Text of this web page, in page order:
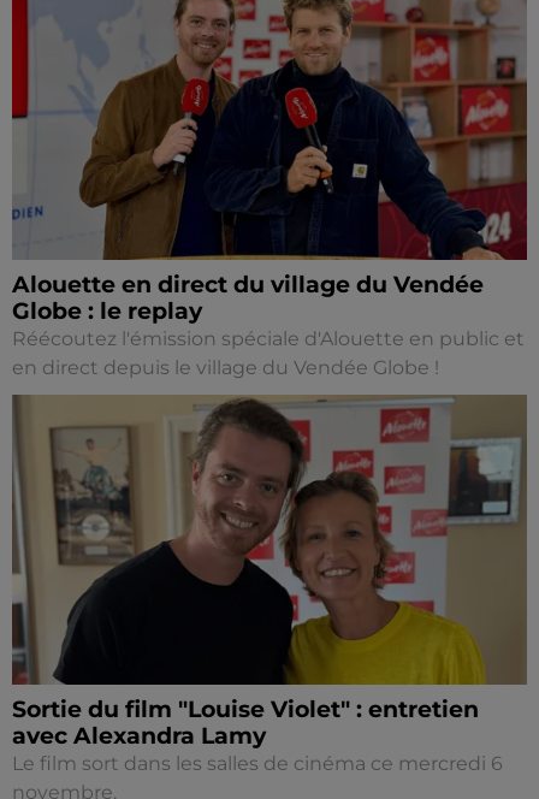
Alouette en direct du village du Vendée
Globe : le replay
Réécoutez l'émission spéciale d'Alouette en public et
en direct depuis le village du Vendée Globe !
Sortie du film "Louise Violet" : entretien
avec Alexandra Lamy
Le film sort dans les salles de cinéma ce mercredi 6
novembre.